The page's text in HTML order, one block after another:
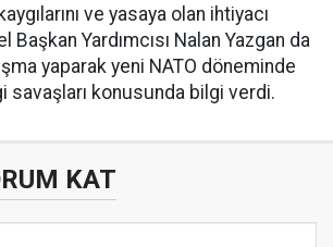
ve yasaya olan ihtiyacı
Başkan Yardımcısı Nalan Yazgan da
yaparak yeni NATO döneminde
savaşları konusunda bilgi verdi.
KAT